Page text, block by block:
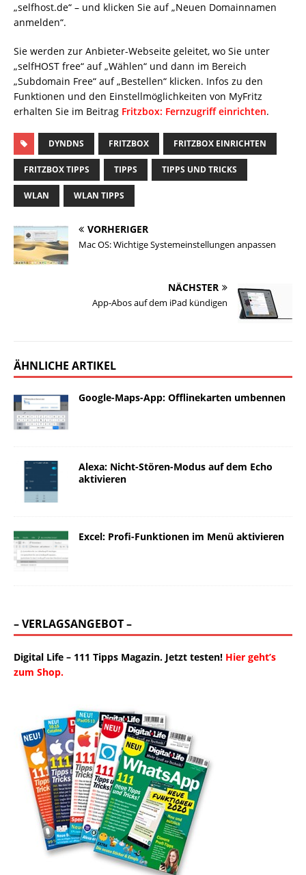
„selfhost.de“ – und klicken Sie auf „Neuen Domainnamen
anmelden“.
Sie werden zur Anbieter-Webseite geleitet, wo Sie unter
„selfHOST free“ auf „Wählen“ und dann im Bereich
„Subdomain Free“ auf „Bestellen“ klicken. Infos zu den
Funktionen und den Einstellmöglichkeiten von MyFritz
erhalten Sie im Beitrag Fritzbox: Fernzugriff einrichten.
DYNDNS FRITZBOX FRITZBOX EINRICHTEN
FRITZBOX TIPPS TIPPS TIPPS UND TRICKS
WLAN WLAN TIPPS
VORHERIGER
Mac OS: Wichtige Systemeinstellungen anpassen
NÄCHSTER
App-Abos auf dem iPad kündigen
ÄHNLICHE ARTIKEL
Google-Maps-App: Offlinekarten umbennen
Alexa: Nicht-Stören-Modus auf dem Echo
aktivieren
Excel: Profi-Funktionen im Menü aktivieren
– VERLAGSANGEBOT –
Digital Life – 111 Tipps Magazin. Jetzt testen! Hier geht’s
zum Shop.